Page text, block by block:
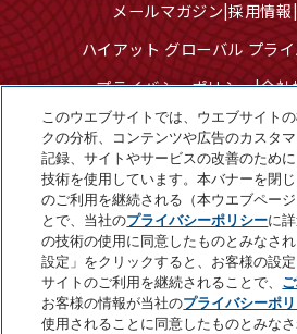
メールマガジン 採用情報
ハイアット グローバル プラ
プライバシーポリシー 会社
サイトのご利用について
クッキーセンタ
個人情報を販売または共有
©2025 Hyatt
このウエブサイトでは、ウエブサイト
クの分析、コンテンツや広告のカスタ
記録、サイトやサービスの改善のため
技術を使用しています。本バナーを閉
のご利用を継続される（本ウエブペー
とで、当社のプライバシーポリシーに
の技術の使用に同意したものとみなさ
設定」をクリックすると、お客様の設
サイトのご利用を継続されることで、
お客様の情報が当社のプライバシーポ
使用されることに同意したものとみなさ